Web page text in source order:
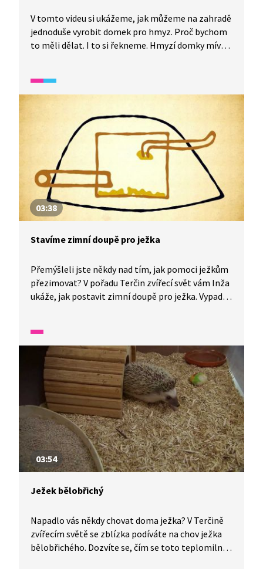
V tomto videu si ukážeme, jak můžeme na zahradě
jednoduše vyrobit domek pro hmyz. Proč bychom
to měli dělat. I to si řekneme. Hmyzí domky mívají
03:38
Stavíme zimní doupě pro ježka
Přemýšleli jste někdy nad tím, jak pomoci ježkům
přezimovat? V pořadu Terčin zvířecí svět vám Inža
ukáže, jak postavit zimní doupě pro ježka. Vypadá
03:54
Ježek bělobřichý
Napadlo vás někdy chovat doma ježka? V Terčině
zvířecím světě se zblízka podíváte na chov ježka
bělobřichého. Dozvíte se, čím se toto teplomilné